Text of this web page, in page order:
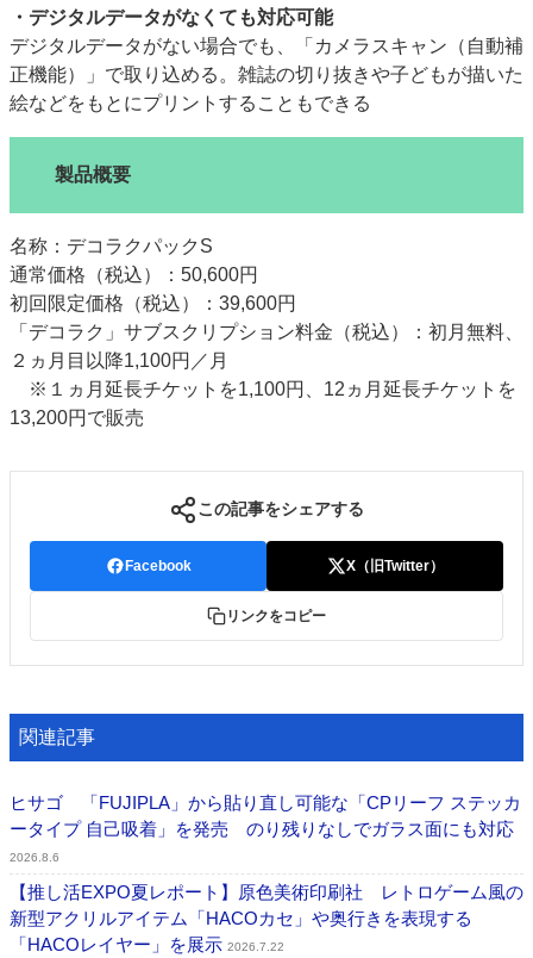
・デジタルデータがなくても対応可能
デジタルデータがない場合でも、「カメラスキャン（自動補
正機能）」で取り込める。雑誌の切り抜きや子どもが描いた
絵などをもとにプリントすることもできる
製品概要
名称：デコラクパックS
通常価格（税込）：50,600円
初回限定価格（税込）：39,600円
「デコラク」サブスクリプション料金（税込）：初月無料、
２ヵ月目以降1,100円／月
※１ヵ月延長チケットを1,100円、12ヵ月延長チケットを
13,200円で販売
この記事をシェアする
Facebook X（旧Twitter）
リンクをコピー
関連記事
ヒサゴ 「FUJIPLA」から貼り直し可能な「CPリーフ ステッカ
ータイプ 自己吸着」を発売 のり残りなしでガラス面にも対応
2026.8.6
【推し活EXPO夏レポート】原色美術印刷社 レトロゲーム風の
新型アクリルアイテム「HACOカセ」や奥行きを表現する
「HACOレイヤー」を展示 2026.7.22